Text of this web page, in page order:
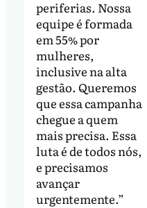
periferias. Nossa
equipe é formada
em 55% por
mulheres,
inclusive na alta
gestão. Queremos
que essa campanha
chegue a quem
mais precisa. Essa
luta é de todos nós,
e precisamos
avançar
urgentemente.”